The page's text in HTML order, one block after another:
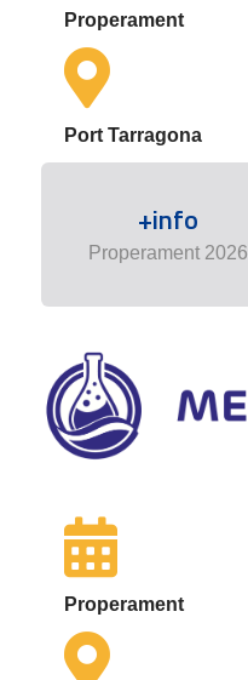
Properament
Port Tarragona
+info
Properament 2026
Properament